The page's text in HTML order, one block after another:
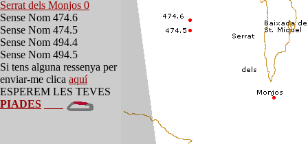
Serrat dels Monjos 0
Sense Nom 474.6
Sense Nom 474.5
Sense Nom 494.4
Sense Nom 494.5
Si tens alguna ressenya per
enviar-me clica aquí
ESPEREM LES TEVES
PIADES